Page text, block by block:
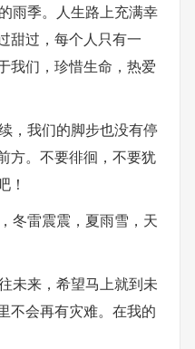
雨季。人生路上充满幸
甜过，每个人只有一
我们，珍惜生命，热爱
，我们的脚步也没有停
方。不要徘徊，不要犹
！
冬雷震震，夏雨雪，天
未来，希望马上就到未
不会再有灾难。在我的